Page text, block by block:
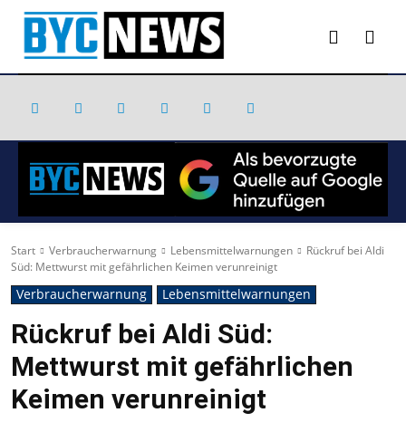
Start Verbraucherwarnung Lebensmittelwarnungen
Rückruf bei Aldi
Süd: Mettwurst mit gefährlichen Keimen verunreinigt
Verbraucherwarnung Lebensmittelwarnungen
Rückruf bei Aldi Süd:
Mettwurst mit gefährlichen
Keimen verunreinigt